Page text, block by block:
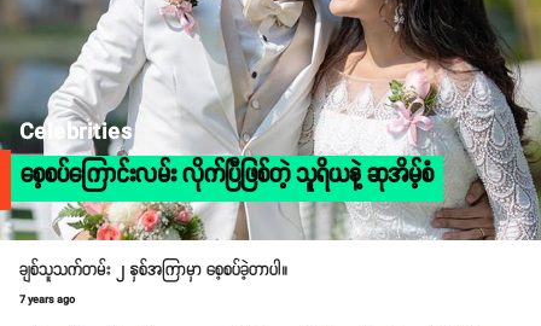
Celebrities
စေ့စပ်ကြောင်းလမ်း လိုက်ပြီဖြစ်တဲ့ သူရိယနဲ့ ဆုအိမ့်စံ
ချစ်သူသက်တမ်း ၂ နှစ်အကြာမှာ စေ့စပ်ခဲ့တာပါ။
7 years ago